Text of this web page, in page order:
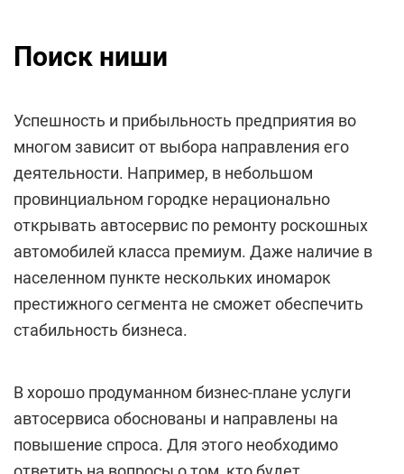
Поиск ниши
Успешность и прибыльность предприятия во
многом зависит от выбора направления его
деятельности. Например, в небольшом
провинциальном городке нерационально
открывать автосервис по ремонту роскошных
автомобилей класса премиум. Даже наличие в
населенном пункте нескольких иномарок
престижного сегмента не сможет обеспечить
стабильность бизнеса.
В хорошо продуманном бизнес-плане услуги
автосервиса обоснованы и направлены на
повышение спроса. Для этого необходимо